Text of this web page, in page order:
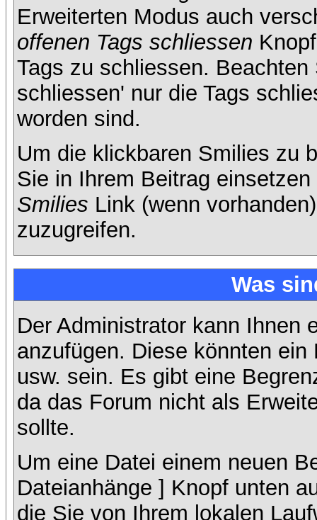
Erweiterten Modus auch
offenen Tags schliessen
Tags zu schliessen.
schliessen' nur die Tags
worden sind.
Um die klickbaren Smilies zu
Sie in Ihrem Beitrag
Smilies Link (wenn
zuzugreifen.
Was
Der Administrator kann Ihnen
anzufügen. Diese könnten
usw. sein. Es gibt eine
da das Forum nicht als
sollte.
Um eine Datei einem neuen
Dateianhänge ] Knopf unten
die Sie von Ihrem lokalen